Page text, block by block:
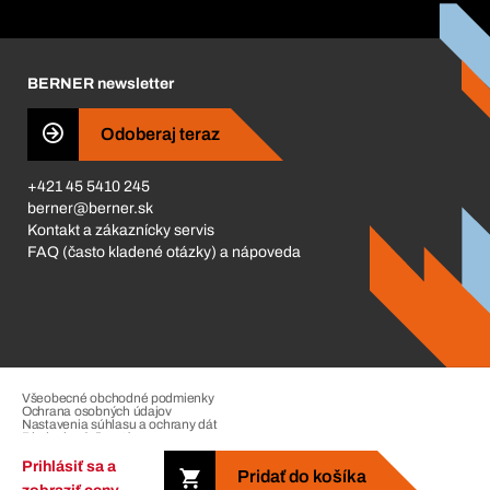
Prihlásiť sa a
Pridať do košíka
Business Conduct
BERNER newsletter
Odoberaj teraz
+421 45 5410 245
berner@berner.sk
Kontakt a zákaznícky servis
FAQ (často kladené otázky) a nápoveda
Všeobecné obchodné podmienky
Ochrana osobných údajov
Nastavenia súhlasu a ochrany dát
Riadenie sťažností